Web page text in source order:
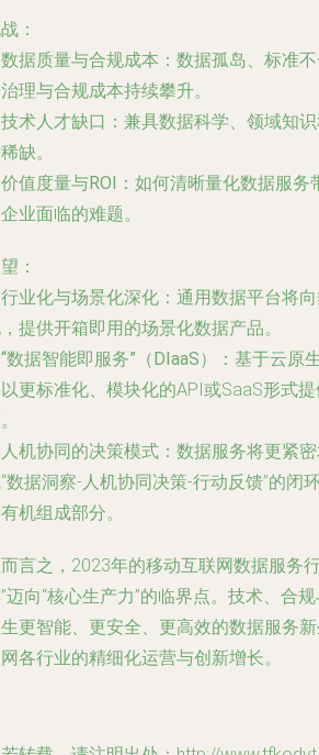
：
数据质量与合规成本 ：数据孤岛、标准
理与合规成本持续攀升。
技术人才缺口 ：兼具数据科学、领域知
缺。
价值度量与ROI ：如何清晰量化数据服
业面临的难题。
：
行业化与场景化深化 ：通用数据平台将
提供开箱即用的场景化数据产品。
“数据智能即服务”（DIaaS）
：基于云原
更标准化、模块化的API或SaaS形式
人机协同的决策模式 ：数据服务将更紧
数据洞察-人机协同决策-行动反馈”的闭
机组成部分。
言之，2023年的移动互联网数据服务
迈向“核心生产力”的临界点。技术、合
更智能、更安全、更高效的数据服务
各行业的精细化运营与创新增长。